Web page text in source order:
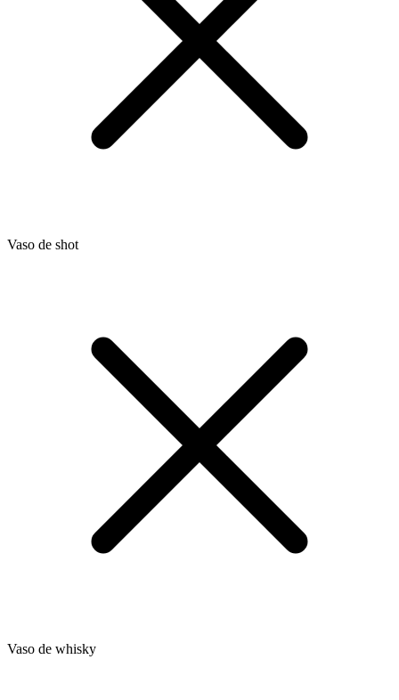
Vaso de shot
Vaso de whisky